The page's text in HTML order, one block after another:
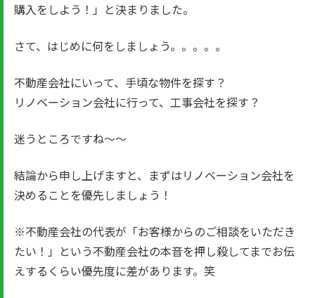
購入をしよう！」と決まりました。
さて、はじめに何をしましょう。。。。。
不動産会社にいって、手頃な物件を探す？
リノベーション会社に行って、工事会社を探す？
迷うところですね～～
結論から申し上げますと、まずはリノベーション会社を
決めることを優先しましょう！
※不動産会社の代表が「お客様からのご相談をいただき
たい！」という不動産会社の本音を押し殺してまでお伝
えするくらい優先度に差があります。笑